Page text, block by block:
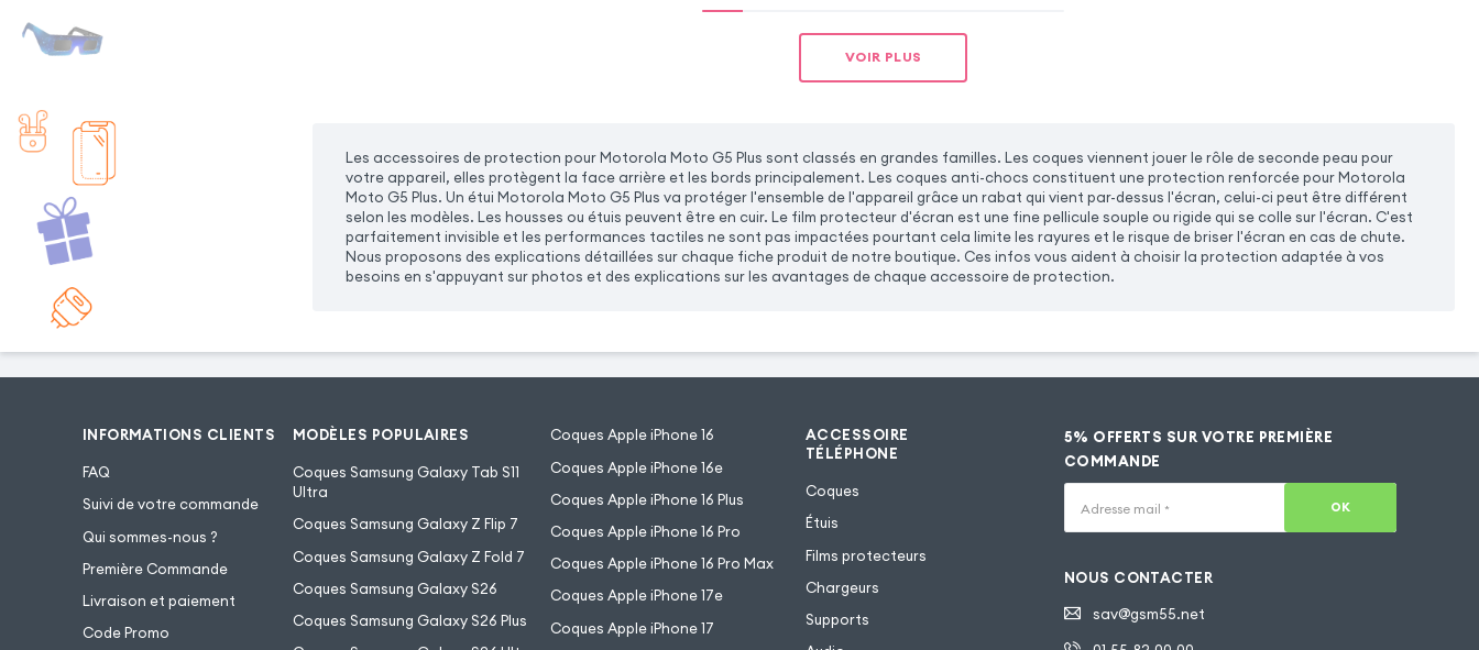
VOIR PLUS
Les accessoires de protection pour Motorola Moto G5 Plus sont classés en grandes familles. Les coques viennent jouer le rôle de seconde peau pour
votre appareil, elles protègent la face arrière et les bords principalement. Les coques anti-chocs constituent une protection renforcée pour Motorola
Moto G5 Plus. Un étui Motorola Moto G5 Plus va protéger l'ensemble de l'appareil grâce un rabat qui vient par-dessus l'écran, celui-ci peut être différent
selon les modèles. Les housses ou étuis peuvent être en cuir. Le film protecteur d'écran est une fine pellicule souple ou rigide qui se colle sur l'écran. C'est
parfaitement invisible et les performances tactiles ne sont pas impactées pourtant cela limite les rayures et le risque de briser l'écran en cas de chute.
Nous proposons des explications détaillées sur chaque fiche produit de notre boutique. Ces infos vous aident à choisir la protection adaptée à vos
besoins en s'appuyant sur photos et des explications sur les avantages de chaque accessoire de protection.
INFORMATIONS CLIENTS
FAQ
Suivi de votre commande
Qui sommes-nous ?
Première Commande
Livraison et paiement
Code Promo
MODÈLES POPULAIRES
Coques Samsung Galaxy Tab S11
Ultra
Coques Samsung Galaxy Z Flip 7
Coques Samsung Galaxy Z Fold 7
Coques Samsung Galaxy S26
Coques Samsung Galaxy S26 Plus
Coques Apple iPhone 16
Coques Apple iPhone 16e
Coques Apple iPhone 16 Plus
Coques Apple iPhone 16 Pro
Coques Apple iPhone 16 Pro Max
Coques Apple iPhone 17e
Coques Apple iPhone 17
ACCESSOIRE
TÉLÉPHONE
Coques
Étuis
Films protecteurs
Chargeurs
Supports
5% OFFERTS SUR VOTRE PREMIÈRE
COMMANDE
Adresse mail * OK
NOUS CONTACTER
sav@gsm55.net